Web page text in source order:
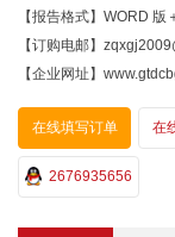
【报告格式】WORD
【订购电邮】
【企业网址】
在线填写订单 在
2676935656